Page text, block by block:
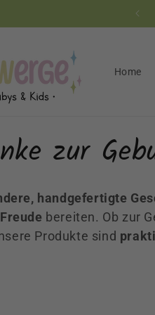
Home
zur
handgefertigte
Freude bereiten. Ob zur
Produkte sind